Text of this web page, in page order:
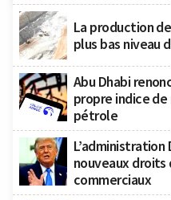
La production
plus bas niveau
Abu Dhabi
propre indice
pétrole
nouveaux droits
commerciaux